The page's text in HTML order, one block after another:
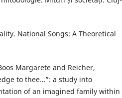
National Songs: A Theoretical
Margarete and Reicher,
to thee…”: a study into
of an imagined family within